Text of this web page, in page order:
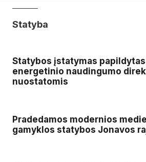
Statyba
Statybos įstatymas
energetinio naudingumo
nuostatomis
Pradedamos modernios
gamyklos statybos Jonavos